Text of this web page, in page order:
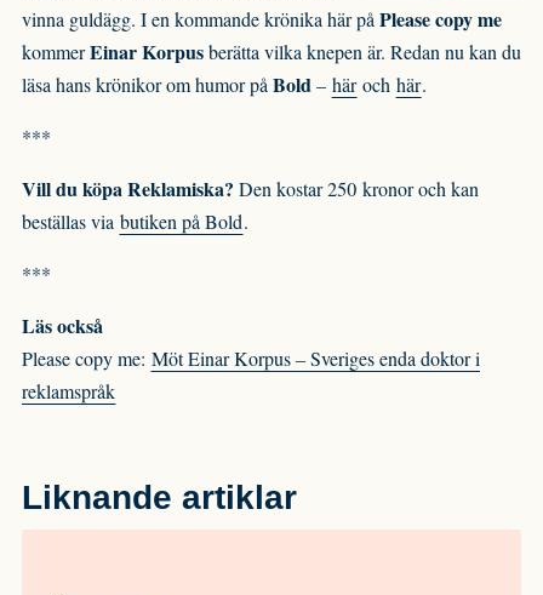
vinna guldägg. I en kommande krönika här på Please copy me
kommerEinar Korpusberätta vilka knepen är. Redan nu kan du
läsa hans krönikor om humor på Bold – här och här.
***
Vill du köpa Reklamiska? Den kostar 250 kronor och kan
beställas via butiken på Bold.
***
Läs också
Please copy me: Möt Einar Korpus – Sveriges enda doktor i
reklamspråk
Liknande artiklar